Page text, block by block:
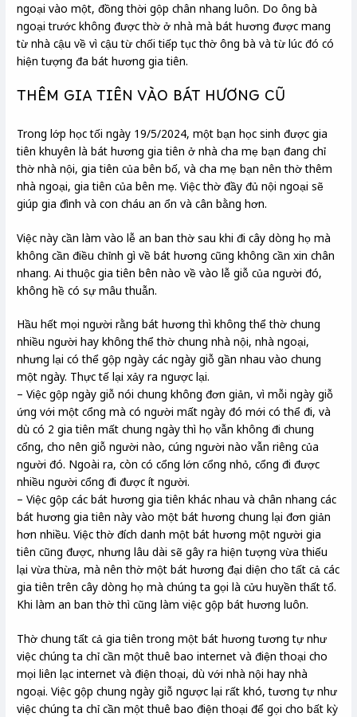
ngoại vào một, đồng thời gộp chân nhang luôn. Do ông bà
ngoại trước không được thờ ở nhà mà bát hương được mang
từ nhà cậu về vì cậu từ chối tiếp tục thờ ông bà và từ lúc đó có
hiện tượng đa bát hương gia tiên.
THÊM GIA TIÊN VÀO BÁT HƯƠNG CŨ
Trong lớp học tối ngày 19/5/2024, một bạn học sinh được gia
tiên khuyên là bát hương gia tiên ở nhà cha mẹ bạn đang chỉ
thờ nhà nội, gia tiên của bên bố, và cha mẹ bạn nên thờ thêm
nhà ngoại, gia tiên của bên mẹ. Việc thờ đầy đủ nội ngoại sẽ
giúp gia đình và con cháu an ổn và cân bằng hơn.
Việc này cần làm vào lễ an ban thờ sau khi đi cây dòng họ mà
không cần điều chỉnh gì về bát hương cũng không cần xin chân
nhang. Ai thuộc gia tiên bên nào về vào lễ giỗ của người đó,
không hề có sự mâu thuẫn.
Hầu hết mọi người rằng bát hương thì không thể thờ chung
nhiều người hay không thể thờ chung nhà nội, nhà ngoại,
nhưng lại có thể gộp ngày các ngày giỗ gần nhau vào chung
một ngày. Thực tế lại xảy ra ngược lại.
– Việc gộp ngày giỗ nói chung không đơn giản, vì mỗi ngày giỗ
ứng với một cổng mà có người mất ngày đó mới có thể đi, và
dù có 2 gia tiên mất chung ngày thì họ vẫn không đi chung
cổng, cho nên giỗ người nào, cúng người nào vẫn riêng của
người đó. Ngoài ra, còn có cổng lớn cổng nhỏ, cổng đi được
nhiều người cổng đi được ít người.
– Việc gộp các bát hương gia tiên khác nhau và chân nhang các
bát hương gia tiên này vào một bát hương chung lại đơn giản
hơn nhiều. Việc thờ đích danh một bát hương một người gia
tiên cũng được, nhưng lâu dài sẽ gây ra hiện tượng vừa thiếu
lại vừa thừa, mà nên thờ một bát hương đại diện cho tất cả các
gia tiên trên cây dòng họ mà chúng ta gọi là cửu huyền thất tổ.
Khi làm an ban thờ thì cũng làm việc gộp bát hương luôn.
Thờ chung tất cả gia tiên trong một bát hương tương tự như
việc chúng ta chỉ cần một thuê bao internet và điện thoại cho
mọi liên lạc internet và điện thoại, dù với nhà nội hay nhà
ngoại. Việc gộp chung ngày giỗ ngược lại rất khó, tương tự như
việc chúng ta chỉ cần một thuê bao điện thoại để gọi cho bất kỳ